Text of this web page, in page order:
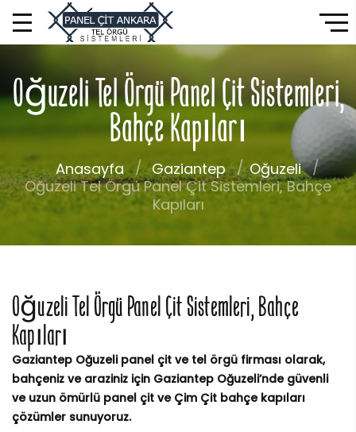
Oğuzeli Tel Örgü Panel Çit Sistemleri,
Bahçe Kapıları
Anasayfa Gaziantep
Oğuzeli
Oğuzeli Tel Örgü Panel Çit Sistemleri, Bahçe
Kapıları
Oğuzeli Tel Örgü Panel Çit Sistemleri, Bahçe
Kapıları
Gaziantep Oğuzeli panel çit ve tel örgü firması olarak,
bahçeniz ve araziniz için Gaziantep Oğuzeli’nde güvenli
ve uzun ömürlü panel çit ve Çim Çit bahçe kapıları
çözümler sunuyoruz.